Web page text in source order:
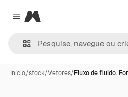
Close menu
Magnific
Início/stock/Vetores/Fluxo de fluido.